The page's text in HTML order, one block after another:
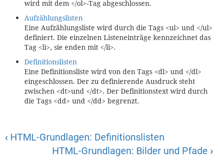
wird mit dem </ol>-Tag abgeschlossen.
Aufzählungslisten
Eine Aufzählungsliste wird durch die Tags <ul> und </ul>
definiert. Die einzelnen Listeneinträge kennzeichnet das
Tag <li>, sie enden mit </li>.
Definitionslisten
Eine Definitionsliste wird von den Tags <dl> und </dl>
eingeschlossen. Der zu definierende Ausdruck steht
zwischen <dt>und </dt>. Der Definitionstext wird durch
die Tags <dd> und </dd> begrenzt.
‹ HTML-Grundlagen: Definitionslisten
HTML-Grundlagen: Bilder und Pfade ›